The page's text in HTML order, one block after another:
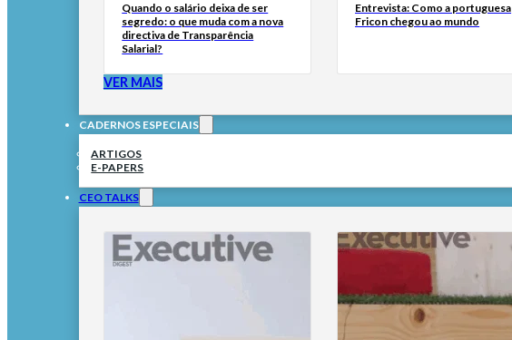
Quando o salário deixa de ser
segredo: o que muda com a nova
directiva de Transparência
Salarial?
Entrevista: Como a portuguesa
Fricon chegou ao mundo
VER MAIS
CADERNOS ESPECIAIS
ARTIGOS
E-PAPERS
CEO TALKS